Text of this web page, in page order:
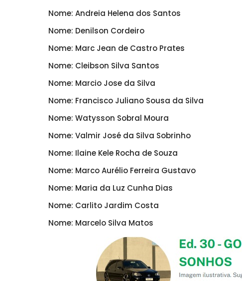
Nome: Andreia Helena dos Santos
Nome: Denilson Cordeiro
Nome: Marc Jean de Castro Prates
Nome: Cleibson Silva Santos
Nome: Marcio Jose da Silva
Nome: Francisco Juliano Sousa da Silva
Nome: Watysson Sobral Moura
Nome: Valmir José da Silva Sobrinho
Nome: Ilaine Kele Rocha de Souza
Nome: Marco Aurélio Ferreira Gustavo
Nome: Maria da Luz Cunha Dias
Nome: Carlito Jardim Costa
Nome: Marcelo Silva Matos